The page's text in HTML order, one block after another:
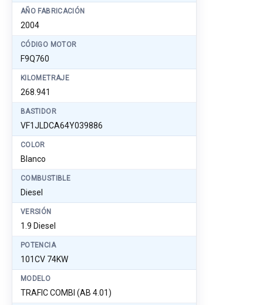
AÑO FABRICACIÓN
2004
CÓDIGO MOTOR
F9Q760
KILOMETRAJE
268.941
BASTIDOR
VF1JLDCA64Y039886
COLOR
Blanco
COMBUSTIBLE
Diesel
VERSIÓN
1.9 Diesel
POTENCIA
101CV 74KW
MODELO
TRAFIC COMBI (AB 4.01)